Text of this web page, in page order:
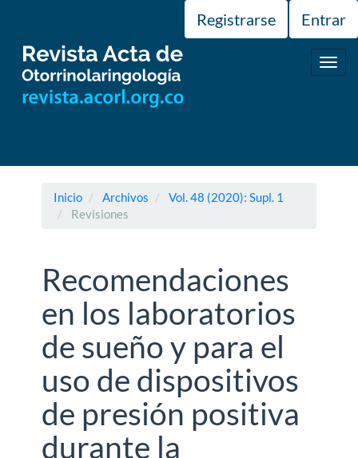
principal
Barra
lateral
Registrarse Entrar
Inicio Archivos
Vol. 48 (2020): Supl. 1
Revisiones
Recomendaciones
en los laboratorios
de sueño y para el
uso de dispositivos
de presión positiva
durante la